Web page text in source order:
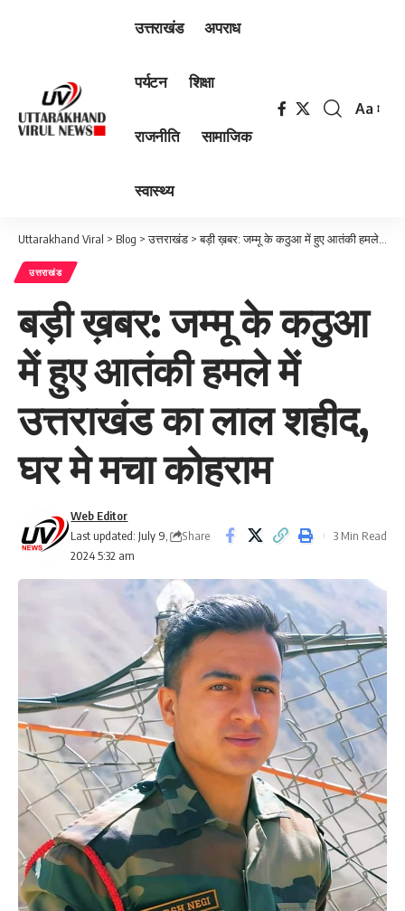
उत्तराखंड अपराध
पर्यटन शिक्षा
राजनीति सामाजिक
स्वास्थ्य
Font
Aa
Uttarakhand Viral > Blog >उत्तराखंड >बड़ी ख़बर: जम्मू के कठुआ में हुए आतंकी हमले में उत्तराखंड का लाल शहीद, घर मे मचा कोहराम
उत्तराखंड
बड़ी ख़बर: जम्मू के कठुआ
में हुए आतंकी हमले में
उत्तराखंड का लाल शहीद,
घर मे मचा कोहराम
Last updated: July 9,
2024 5:32 am
Web Editor
Share
3 Min Read